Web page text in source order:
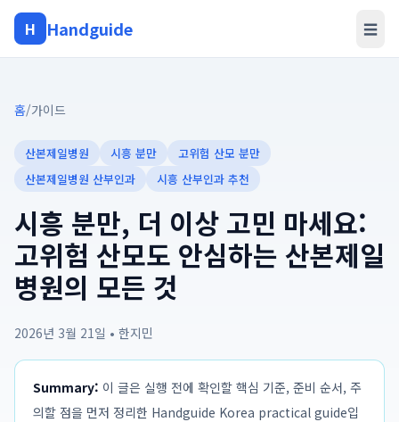
H Handguide ☰
홈/가이드
산본제일병원 시흥 분만
고위험 산모 분만
산본제일병원 산부인과
시흥 산부인과 추천
시흥 분만, 더 이상 고민 마세요:
고위험 산모도 안심하는 산본제일
병원의 모든 것
2026년 3월 21일 • 한지민
Summary: 이 글은 실행 전에 확인할 핵심 기준, 준비 순서, 주
의할 점을 먼저 정리한 Handguide Korea practical guide입